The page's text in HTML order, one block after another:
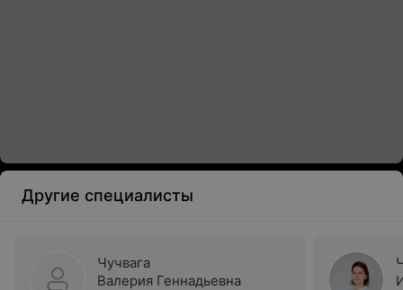
Другие специалисты
Чучвага
Валерия Геннадьевна